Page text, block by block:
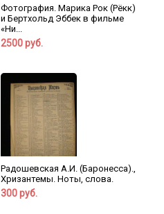
Фотография. Марика Рок (Рёкк)
и Бертхольд Эббек в фильме
«Ни...
2500 руб.
Радошевская А.И. (Баронесса).,
Хризантемы. Ноты, слова.
300 руб.